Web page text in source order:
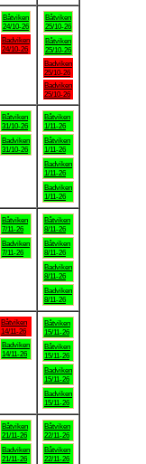
Båtviken
24/10-26
Badviken
24/10-26
Båtviken
25/10-26
Båtviken
25/10-26
Badviken
25/10-26
Badviken
25/10-26
Båtviken
31/10-26
Badviken
31/10-26
Båtviken
1/11-26
Båtviken
1/11-26
Badviken
1/11-26
Badviken
1/11-26
Båtviken
7/11-26
Badviken
7/11-26
Båtviken
8/11-26
Båtviken
8/11-26
Badviken
8/11-26
Badviken
8/11-26
Båtviken
14/11-26
Badviken
14/11-26
Båtviken
15/11-26
Båtviken
15/11-26
Badviken
15/11-26
Badviken
15/11-26
Båtviken
21/11-26
Badviken
21/11-26
Båtviken
22/11-26
Båtviken
22/11-26